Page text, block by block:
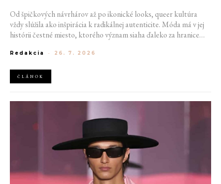
Od špičkových návrhárov až po ikonické looks, queer kultúra
vždy slúžila ako inšpirácia k radikálnej autenticite. Móda má v jej
histórii čestné miesto, ktorého význam siaha ďaleko za hranice
postihom a nebezpečenstvu, fungovalo práve oblečenie ako tichý
jeden druhého a vďaka veľkolepej ballroom scéne mali aj ľudia na
okraji spoločnosti priestor zažiariť na mólach. Ako sa queer
Redakcia - 26. 7. 2026
ČLÁNOK